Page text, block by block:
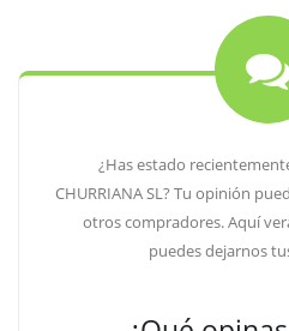
¿Has estado
CHURRIANA SL? Tu opinión
otros compradores. Aquí
puedes dejarnos